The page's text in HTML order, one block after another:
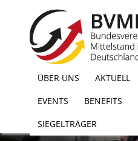
ÜBER UNS AKTUELL
EVENTS
BENEFITS
SIEGELTRÄGER
LOGIN